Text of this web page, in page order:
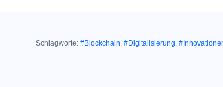
Schlagworte: #Blockchain, #Digitalisierung,